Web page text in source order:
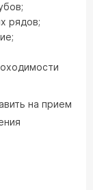
рядов;
на прием